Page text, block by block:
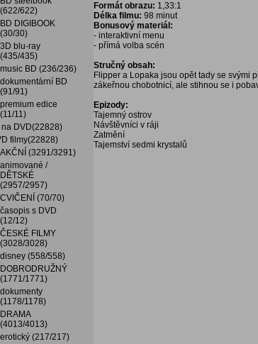
(622/622)
BD DIGIBOOK
(30/30)
3D blu-ray
(435/435)
music BD (236/236)
dokumentární BD
(91/91)
premium edice
(11/11)
na DVD(22828)
filmy(22828)
AKČNÍ (3291/3291)
animované /
DĚTSKÉ
(2957/2957)
CVIČENÍ (70/70)
časopis s DVD
(12/12)
ČESKÉ FILMY
(3028/3028)
disney (558/558)
DOBRODRUŽNÝ
(1771/1771)
dokumenty
(1178/1178)
DRAMA
(4013/4013)
erotický (217/217)
Formát obrazu: 1,33:1
Délka filmu: 98 minut
Bonusový materiál:
- interaktivní menu
- přímá volba scén
Stručný obsah:
Flipper a Lopaka jsou opět tady se svými
zákeřnou chobotnicí, ale stihnou se i
Epizody:
Tajemný ostrov
Návštěvníci v ráji
Zatmění
Tajemství sedmi krystalů